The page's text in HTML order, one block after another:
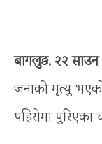
बागलुङ, २२ साउन
जनाको मृत्यु
पहिरोमा पुरिएका